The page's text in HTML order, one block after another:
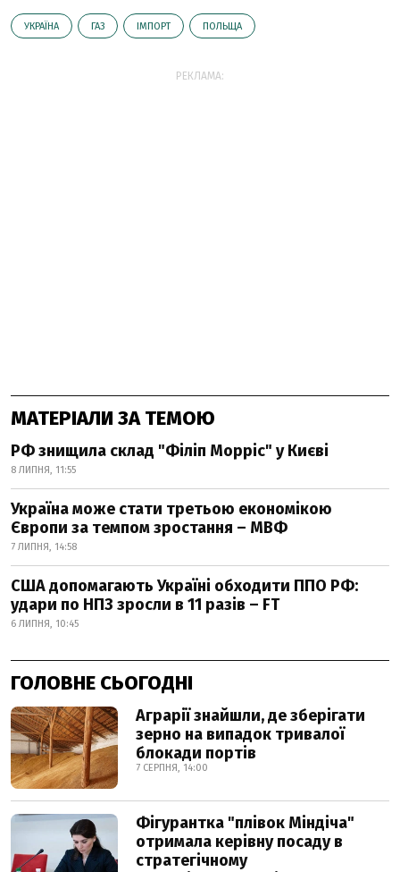
УКРАЇНА ГАЗ ІМПОРТ ПОЛЬЩА
РЕКЛАМА:
МАТЕРІАЛИ ЗА ТЕМОЮ
РФ знищила склад "Філіп Морріс" у Києві
8 ЛИПНЯ, 11:55
Україна може стати третьою економікою
Європи за темпом зростання – МВФ
7 ЛИПНЯ, 14:58
США допомагають Україні обходити ППО РФ:
удари по НПЗ зросли в 11 разів – FT
6 ЛИПНЯ, 10:45
ГОЛОВНЕ СЬОГОДНІ
Аграрії знайшли, де зберігати
зерно на випадок тривалої
блокади портів
7 СЕРПНЯ, 14:00
Фігурантка "плівок Міндіча"
отримала керівну посаду в
стратегічному